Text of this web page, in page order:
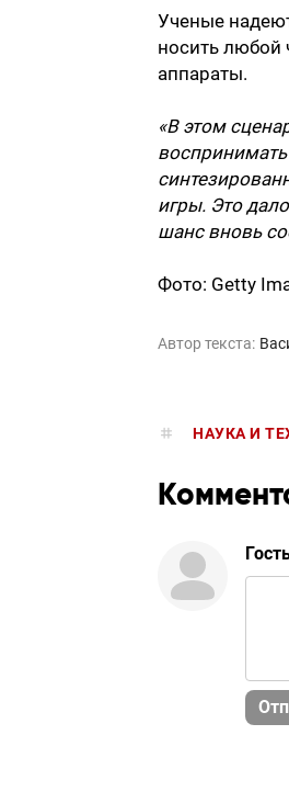
Ученые
носить любой
аппараты.
«В этом
игры. Это
шанс вновь
Фото: Getty
Автор текста:
НАУКА И